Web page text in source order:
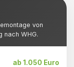
von
nach WHG.
ab 1.050 Euro